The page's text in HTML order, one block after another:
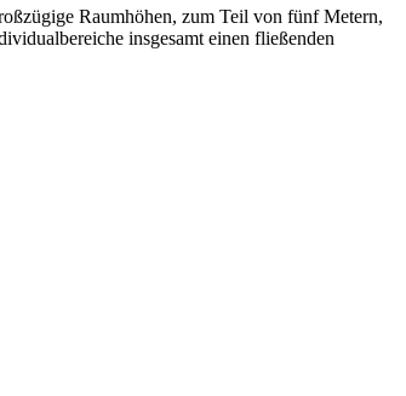
Raumhöhen, zum Teil von fünf Metern,
insgesamt einen fließenden